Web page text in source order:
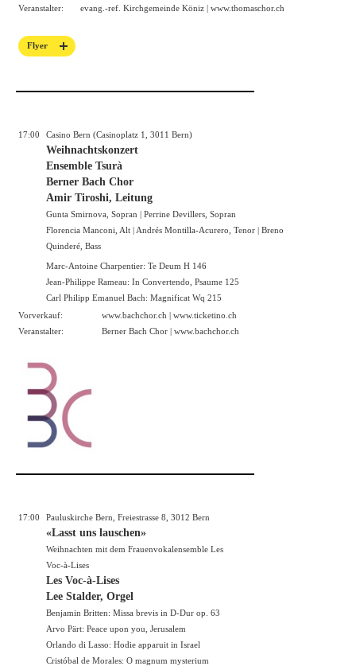
Veranstalter:
evang.-ref. Kirchgemeinde Köniz | www.thomaschor.ch
Flyer
17:00 Casino Bern (Casinoplatz 1, 3011 Bern)
Weihnachtskonzert
Ensemble Tsurà
Berner Bach Chor
Amir Tiroshi, Leitung
Gunta Smirnova, Sopran | Perrine Devillers, Sopran
Florencia Manconi, Alt | Andrés Montilla-Acurero, Tenor | Breno
Quinderé, Bass
Marc-Antoine Charpentier: Te Deum H 146
Jean-Philippe Rameau: In Convertendo, Psaume 125
Carl Philipp Emanuel Bach: Magnificat Wq 215
Vorverkauf:
www.bachchor.ch | www.ticketino.ch
Veranstalter:
Berner Bach Chor | www.bachchor.ch
17:00 Pauluskirche Bern, Freiestrasse 8, 3012 Bern
«Lasst uns lauschen»
Weihnachten mit dem Frauenvokalensemble Les
Voc-à-Lises
Les Voc-à-Lises
Lee Stalder, Orgel
Benjamin Britten: Missa brevis in D-Dur op. 63
Arvo Pärt: Peace upon you, Jerusalem
Orlando di Lasso: Hodie apparuit in Israel
Cristóbal de Morales: O magnum mysterium